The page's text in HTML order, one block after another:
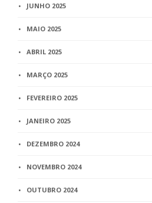
JUNHO 2025
MAIO 2025
ABRIL 2025
MARÇO 2025
FEVEREIRO 2025
JANEIRO 2025
DEZEMBRO 2024
NOVEMBRO 2024
OUTUBRO 2024